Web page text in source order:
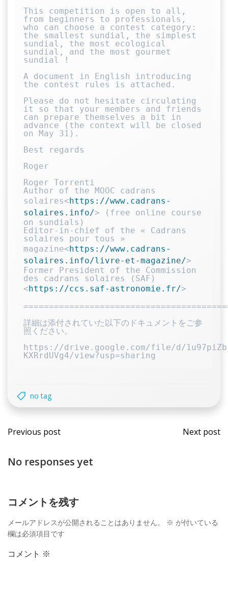
This competition is open to all,
from beginners to professionals,
who can choose a contest category:
the smallest sundial, the simplest
sundial, the most ecological
sundial, and the most gourmet
sundial !
A document in English introducing
the contest rules is attached.
Please do not hesitate circulating
it so that your members and friends
can prepare themselves a bit in
advance (the context will be closed
on May 31).
Best regards
Roger
Roger Torrenti
Author of the MOOC cadrans
solaires<https://www.cadrans-
solaires.info/> (free online course
on sundials)
Editor-in-chief of the « Cadrans
solaires pour tous »
magazine<https://www.cadrans-
solaires.info/livre-et-magazine/>
Former President of the Commission
des cadrans solaires (SAF)
<https://ccs.saf-astronomie.fr/>
詳細は添付されていた以下のドキュメントをご参
照ください。
https://drive.google.com/file/d/
no tag
Post
navigation
Previous post
Post
Next post
No responses yet
コメントを残す
メールアドレスが公開されることはありません。 ※ が付いている
欄は必須項目です
コメント ※